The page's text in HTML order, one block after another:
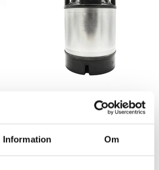
Information Om
Begagnat Corneliusfat 9 L